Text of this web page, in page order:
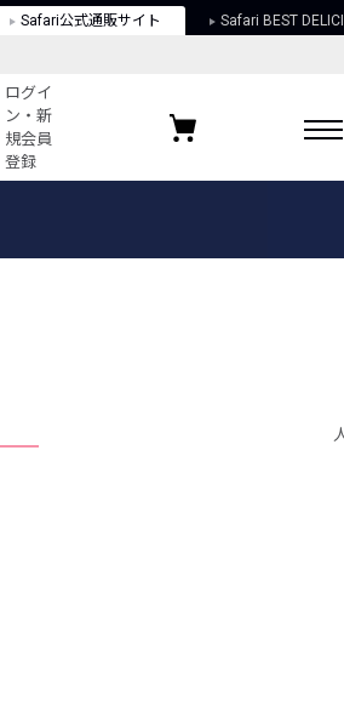
Safari公式通販サイト Safari BEST
ログイ
ン・新
規会員
登録
お気に入りブランド